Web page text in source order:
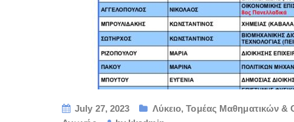
July 27, 2023 Λύκειο,Τομέας Μαθηματικών &